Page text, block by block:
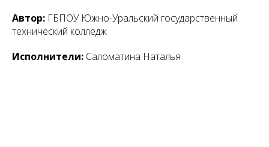
Автор: ГБПОУ Южно-Уральский государственный
технический колледж
Исполнители: Саломатина Наталья